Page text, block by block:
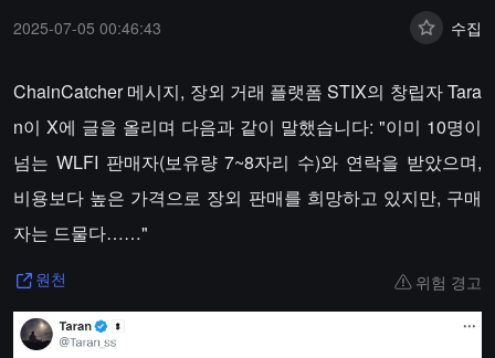
2025-07-05 00:46:43 수집
ChainCatcher 메시지, 장외 거래 플랫폼 STIX의 창립자 Tara
n이 X에 글을 올리며 다음과 같이 말했습니다: "이미 10명이
넘는 WLFI 판매자(보유량 7~8자리 수)와 연락을 받았으며,
비용보다 높은 가격으로 장외 판매를 희망하고 있지만, 구매
자는 드물다……"
원천 위험 경고